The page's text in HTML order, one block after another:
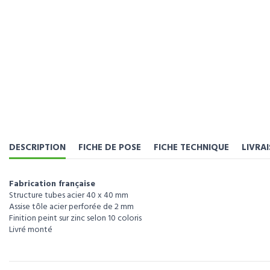
DESCRIPTION FICHE DE POSE FICHE TECHNIQUE
Fabrication française
Structure tubes acier 40 x 40 mm
Assise tôle acier perforée de 2 mm
Finition peint sur zinc selon 10 coloris
Livré monté